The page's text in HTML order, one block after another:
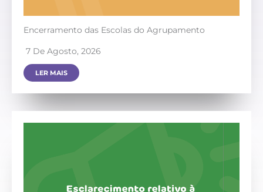
Encerramento das Escolas do Agrupamento
7 De Agosto, 2026
LER MAIS